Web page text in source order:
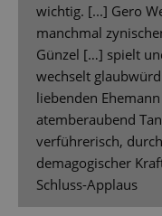
wichtig. [...] Gero
manchmal
Günzel […] spielt
wechselt
liebenden
atemberaubend
verführerisch,
demagogischer
Schluss-Applaus